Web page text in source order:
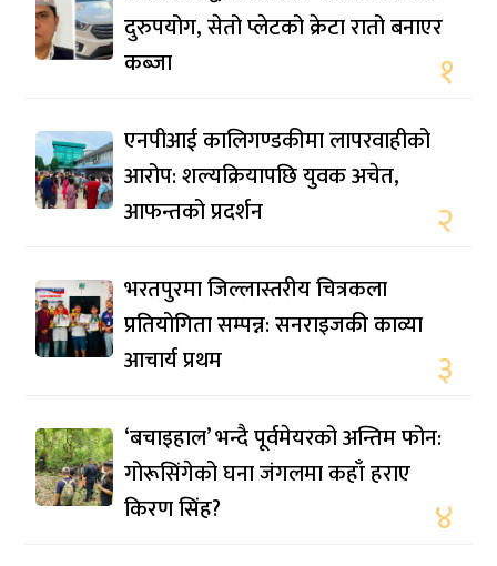
दुरुपयोग, सेतो प्लेटको क्रेटा रातो बनाएर
कब्जा
१
एनपीआई कालिगण्डकीमा लापरवाहीको
आरोप: शल्यक्रियापछि युवक अचेत,
आफन्तको प्रदर्शन
२
भरतपुरमा जिल्लास्तरीय चित्रकला
प्रतियोगिता सम्पन्न: सनराइजकी काव्या
आचार्य प्रथम
३
‘बचाइहाल’ भन्दै पूर्वमेयरको अन्तिम फोन:
गोरूसिंगेको घना जंगलमा कहाँ हराए
किरण सिंह?
४